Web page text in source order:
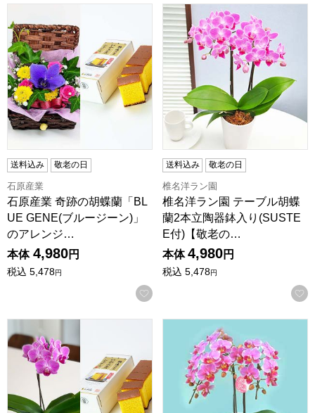
石原産業 奇跡の胡蝶蘭「BLUE GENE(ブルージーン)」の
送料込み 敬老の日
石原産業
石原産業 奇跡の胡蝶蘭「BL
UE GENE(ブルージーン)」
のアレンジ…
本体 4,980円
税込 5,478円
お気に入りに登録する
椎名洋ラン園 テーブル胡蝶
送料込み 敬老の日
椎名洋ラン園
椎名洋ラン園 テーブル胡蝶
蘭2本立陶器鉢入り(SUSTE
E付)【敬老の…
本体 4,980円
税込 5,478円
椎名洋ラン園 マイクロ胡蝶蘭1Fアクアポット入り＋長崎和
椎名洋ラン園 ミディ胡蝶蘭2